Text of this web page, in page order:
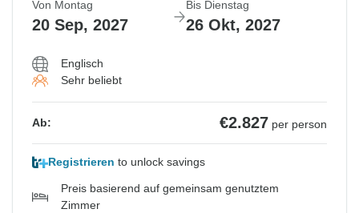
Von Montag
20 Sep, 2027
Bis Dienstag
26 Okt, 2027
Englisch
Sehr beliebt
Ab: €2.827 per person
Registrieren to unlock savings
Preis basierend auf gemeinsam genutztem
Zimmer